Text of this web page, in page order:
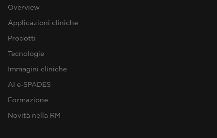
Overview
Applicazioni cliniche
Prodotti
Tecnologie
Immagini cliniche
AI e‑SPADES
Formazione
Novità nella RM